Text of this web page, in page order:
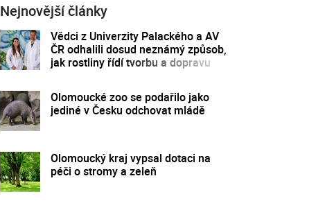
Nejnovější články
Vědci z Univerzity Palackého a AV
ČR odhalili dosud neznámý způsob,
jak rostliny řídí tvorbu a dopravu
Olomoucké zoo se podařilo jako
jediné v Česku odchovat mládě
Olomoucký kraj vypsal dotaci na
péči o stromy a zeleň